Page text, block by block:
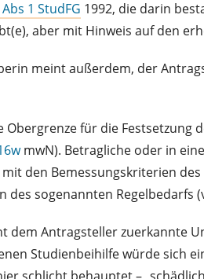
Abs 1 StudFG 1992, die darin
aber mit Hinweis auf den
meint außerdem, der
Obergrenze für die Festsetzung
mwN). Betragliche oder in
den Bemessungskriterien des
sogenannten Regelbedarfs
dem Antragsteller zuerkannte
Studienbeihilfe würde sich